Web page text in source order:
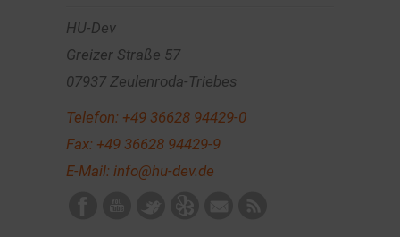
HU-Dev
Greizer Straße 57
07937 Zeulenroda-Triebes
Telefon: +49 36628 94429-0
Fax: +49 36628 94429-9
E-Mail: info@hu-dev.de